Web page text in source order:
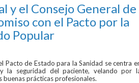
y el Consejo General de
con el Pacto por la
Popular
de Estado para la Sanidad se centra
la seguridad del paciente, velando por
prácticas profesionales.